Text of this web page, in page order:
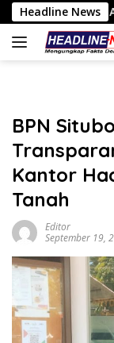
Langsung
ke
konten
Headline News
Agenda yang
BPN
Kantor
Tanah
Editor
September 19,